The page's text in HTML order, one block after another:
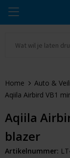
Drinkwaren
Tassen &
Alle Zomer
Kerst
Thule
Alle merken
Home Auto &
Aqiila Airbird VB1
Aqiila
blazer
Artikelnummer: